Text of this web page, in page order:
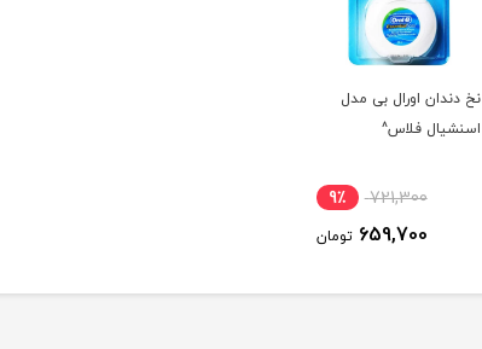
نخ دندان اورال بی مدل
اسنشیال فلاس^
721,300 9٪
659,700 تومان